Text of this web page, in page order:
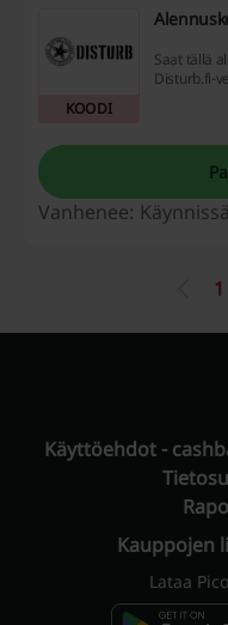
KOODI
Saat tällä
Disturb.fi-
Vanhenee: Käynnissä
1
Käyttöehdot -
Kauppojen
Lataa